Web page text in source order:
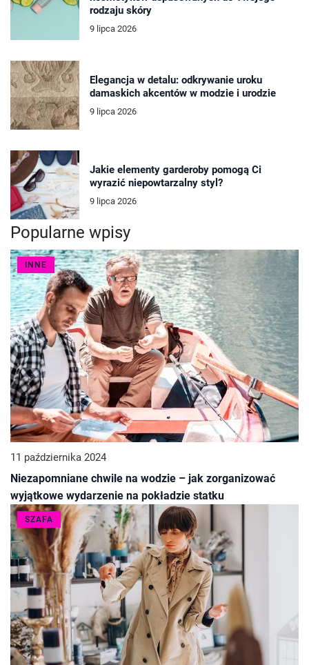
rodzaju skóry
9 lipca 2026
Elegancja w detalu: odkrywanie uroku
damaskich akcentów w modzie i urodzie
9 lipca 2026
Jakie elementy garderoby pomogą Ci
wyrazić niepowtarzalny styl?
9 lipca 2026
Popularne wpisy
INNE
11 października 2024
Niezapomniane chwile na wodzie – jak zorganizować
wyjątkowe wydarzenie na pokładzie statku
SZAFA